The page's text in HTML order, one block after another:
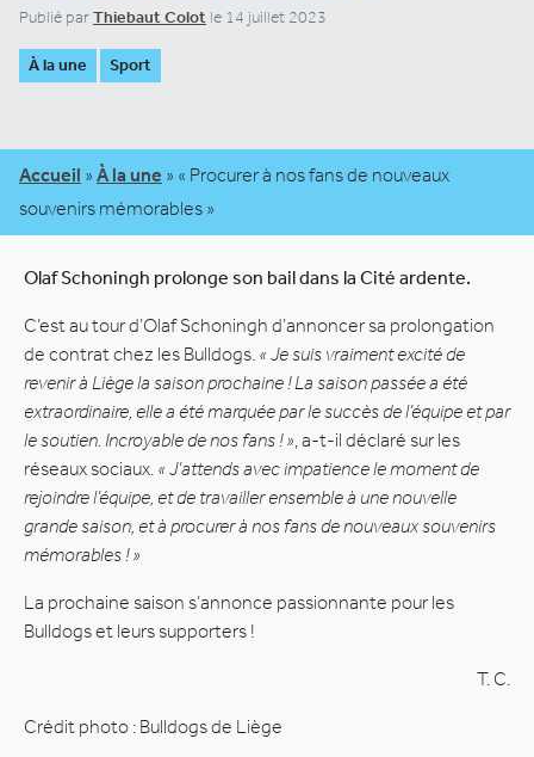
Publié parThiebaut Colot le 14 juillet 2023
À la une Sport
Accueil » À la une » « Procurer à nos fans de nouveaux
souvenirs mémorables »
Olaf Schoningh prolonge son bail dans la Cité ardente.
C’est au tour d’Olaf Schoningh d’annoncer sa prolongation
de contrat chez les Bulldogs. « Je suis vraiment excité de
revenir à Liège la saison prochaine ! La saison passée a été
extraordinaire, elle a été marquée par le succès de l’équipe et par
le soutien. Incroyable de nos fans ! » , a-t-il déclaré sur les
réseaux sociaux. « J’attends avec impatience le moment de
rejoindre l’équipe, et de travailler ensemble à une nouvelle
grande saison, et à procurer à nos fans de nouveaux souvenirs
mémorables ! »
La prochaine saison s’annonce passionnante pour les
Bulldogs et leurs supporters !
T. C.
Crédit photo : Bulldogs de Liège